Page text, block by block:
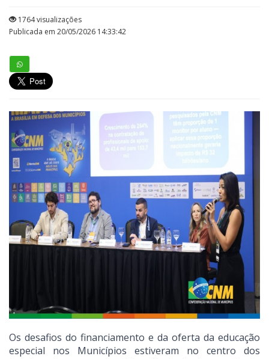
1764 visualizações
Publicada em 20/05/2026 14:33:42
Os desafios do financiamento e da oferta da educação
especial nos Municípios estiveram no centro dos